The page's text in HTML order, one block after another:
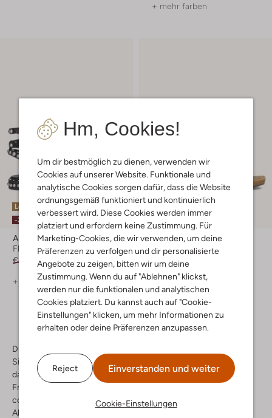
Hm, Cookies!
Um dir bestmöglich zu dienen, verwenden wir
Cookies auf unserer Website. Funktionale und
analytische Cookies sorgen dafür, dass die Website
ordnungsgemäß funktioniert und kontinuierlich
verbessert wird. Diese Cookies werden immer
platziert und erfordern keine Zustimmung. Für
Marketing-Cookies, die wir verwenden, um deine
Präferenzen zu verfolgen und dir personalisierte
Angebote zu zeigen, bitten wir um deine
Zustimmung. Wenn du auf "Ablehnen" klickst,
werden nur die funktionalen und analytischen
Cookies platziert. Du kannst auch auf "Cookie-
Einstellungen" klicken, um mehr Informationen zu
erhalten oder deine Präferenzen anzupassen.
Reject Einverstanden und weiter
Cookie-Einstellungen
+ mehr farben
Letzte Größen
-20%
Ash
Flache Sandalen
€ 219,99 € 175,99
+ mehr farben
Letzter Artikel
Ash
Sandaletten mit Absatz
€ 229,99
Die schicken Sandalen für Damen von Ash liegen voll im Trend.
Sie begeistern durch ihre luftige und bequeme Machart sowie
dadurch, dass sie zu vielen Outfits passen. Leiste dir für die
Freiheit deiner Füße diese hinreißenden Trendsetter ob mir
coolen Nieten in schwarz oder mit coolen Schnürungen und
Absatz. Bei Omoda gibt es die richtige Ash Sandale für jeden